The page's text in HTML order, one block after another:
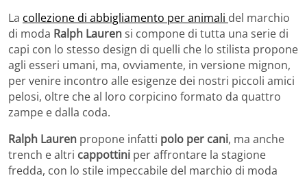
La collezione di abbigliamento per animali del marchio
di moda Ralph Laurensi compone di tutta una serie di
capi con lo stesso design di quelli che lo stilista propone
agli esseri umani, ma, ovviamente, in versione mignon,
per venire incontro alle esigenze dei nostri piccoli amici
pelosi, oltre che al loro corpicino formato da quattro
zampe e dalla coda.
Ralph Lauren propone infatti polo per cani, ma anche
trench e altri cappottini per affrontare la stagione
fredda, con lo stile impeccabile del marchio di moda